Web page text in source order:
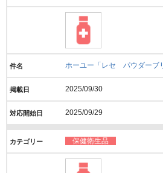
ホーユー「レセ パウダーブ
2025/09/30
2025/09/29
保健衛生品